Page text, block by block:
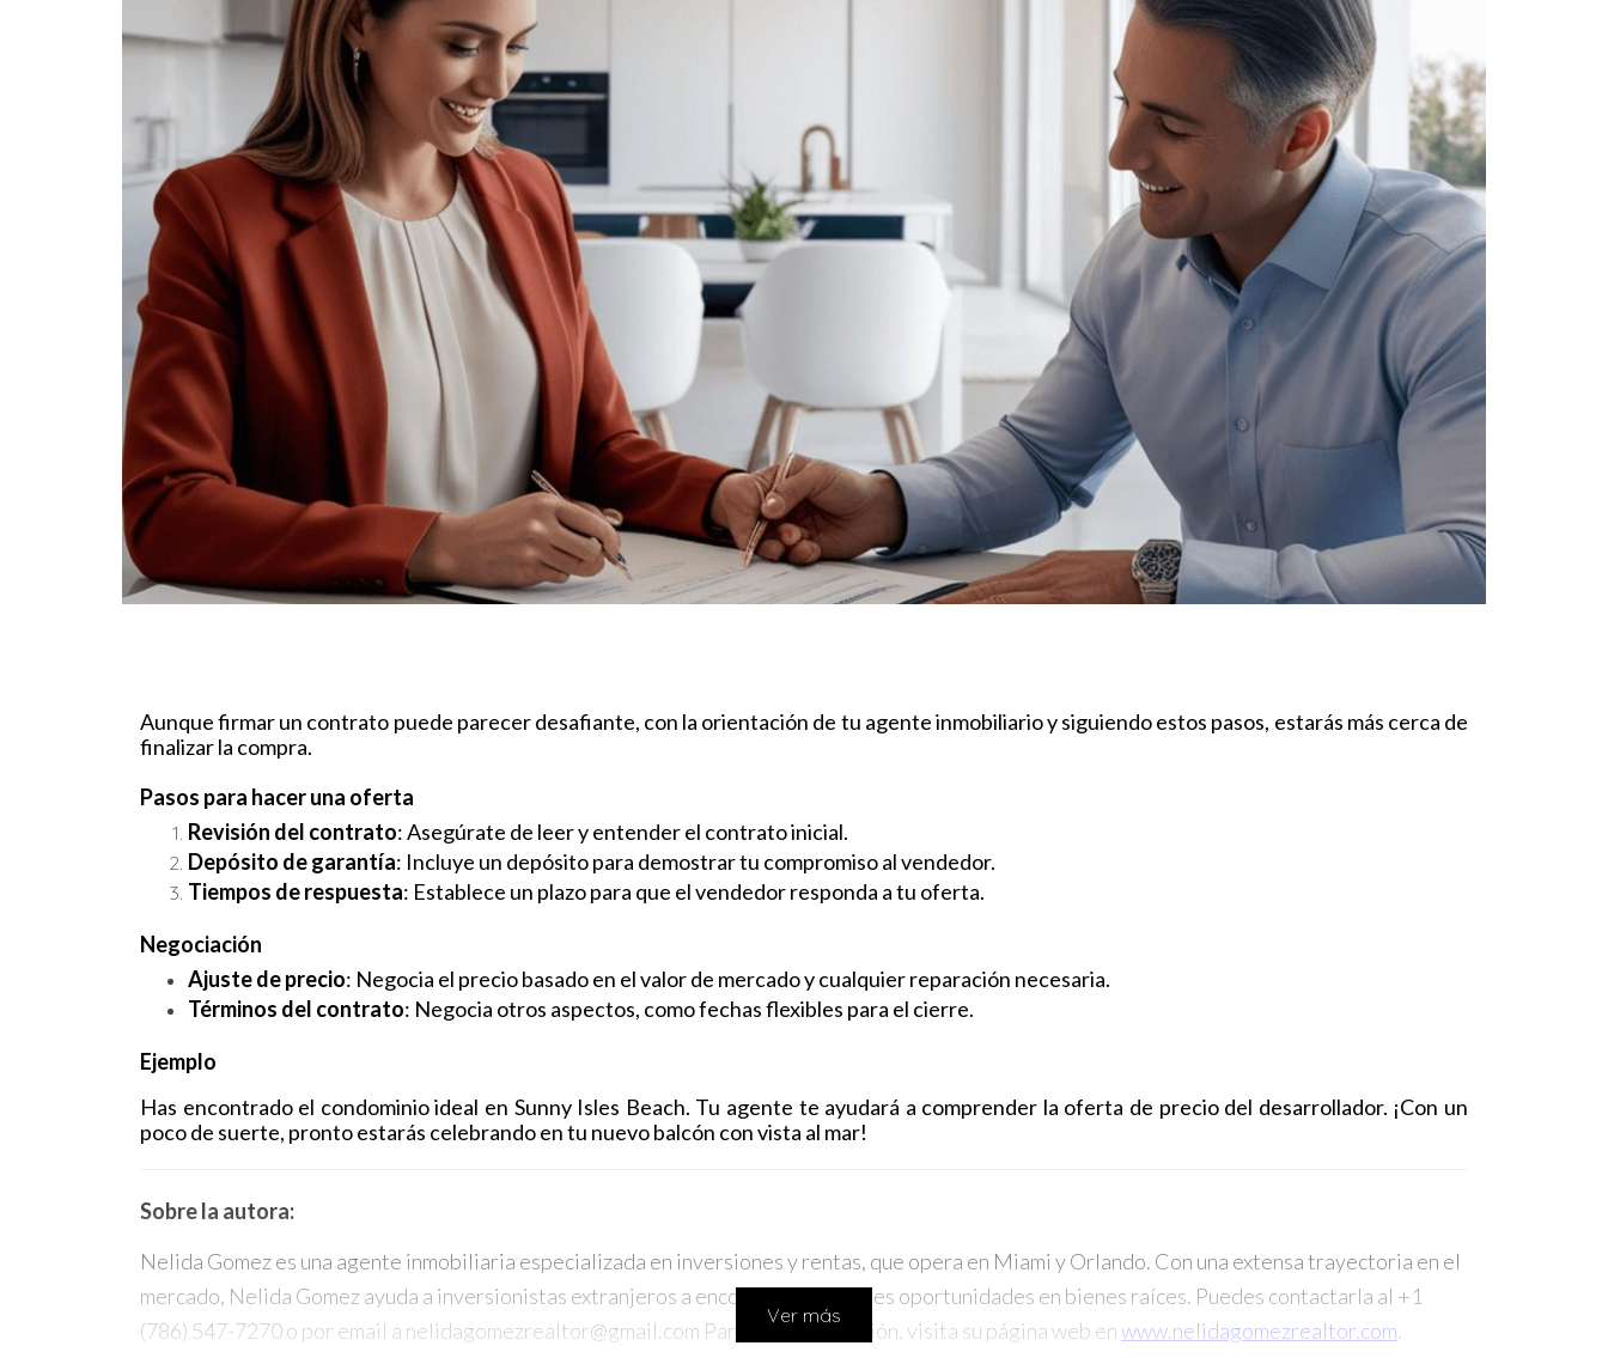
Aunque firmar un contrato puede parecer desafiante, con la orientación de tu agente inmobiliario y siguiendo estos pasos, estarás más cerca de
finalizar la compra.
Pasos para hacer una oferta
Revisión del contrato: Asegúrate de leer y entender el contrato inicial.
Depósito de garantía: Incluye un depósito para demostrar tu compromiso al vendedor.
Tiempos de respuesta: Establece un plazo para que el vendedor responda a tu oferta.
Negociación
Ajuste de precio: Negocia el precio basado en el valor de mercado y cualquier reparación necesaria.
Términos del contrato: Negocia otros aspectos, como fechas flexibles para el cierre.
Ejemplo
Has encontrado el condominio ideal en Sunny Isles Beach. Tu agente te ayudará a comprender la oferta de precio del desarrollador. ¡Con un
poco de suerte, pronto estarás celebrando en tu nuevo balcón con vista al mar!
Sobre la autora:
Nelida Gomez es una agente inmobiliaria especializada en inversiones y rentas, que opera en Miami y Orlando. Con una extensa trayectoria en el
mercado, Nelida Gomez ayuda a inversionistas extranjeros a encontrar las mejores oportunidades en bienes raíces. Puedes contactarla al +1
(786) 547-7270 o por email a nelidagomezrealtor@gmail.com Para más información, visita su página web enwww.nelidagomezrealtor.com.
Ver más